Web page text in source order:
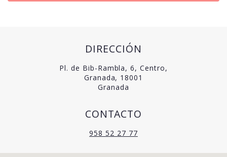
DIRECCIÓN
Pl. de Bib-Rambla, 6, Centro,
Granada, 18001
Granada
CONTACTO
958 52 27 77